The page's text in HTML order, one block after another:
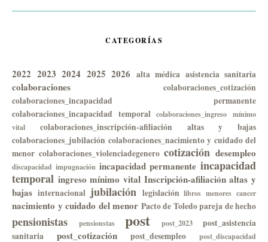
CATEGORÍAS
2022 2023 2024 2025 2026 alta médica asistencia sanitaria
colaboraciones
colaboraciones_cotización
colaboraciones_incapacidad permanente
colaboraciones_incapacidad temporal colaboraciones_ingreso mínimo
vital
colaboraciones_inscripción-afiliación altas y bajas
colaboraciones_jubilación colaboraciones_nacimiento y cuidado del
menor colaboraciones_violenciadegenero cotización desempleo
discapacidad impugnación incapacidad permanente incapacidad
temporal ingreso mínimo vital Inscripción-afiliación altas y
bajas internacional jubilación legislación libros menores cancer
nacimiento y cuidado del menor Pacto de Toledopareja de hecho
pensionistas pensionstas post post_2023
post_asistencia
sanitaria
post_cotización post_desempleo post_discapacidad